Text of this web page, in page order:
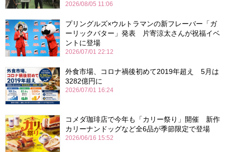
2026/08/05 11:06
プリングルズ×ウルトラマンの新フレーバー「ガ
ーリックバター」発表 片寄涼太さんが祝福イベ
ントに登場
2026/07/01 22:12
外食市場、コロナ禍後初めて2019年超え 5月は
3282億円に
2026/07/01 16:24
コメダ珈琲店で今年も「カリー祭り」開催 新作
カリーナンドッグなど全6品が季節限定で登場
2026/06/16 15:52